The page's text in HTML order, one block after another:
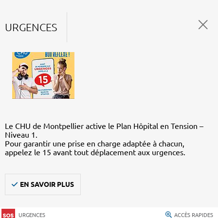
URGENCES
Le CHU de Montpellier active le Plan Hôpital en Tension –
Niveau 1.
Pour garantir une prise en charge adaptée à chacun,
appelez le 15 avant tout déplacement aux urgences.
EN SAVOIR PLUS
URGENCES ACCÈS RAPIDES